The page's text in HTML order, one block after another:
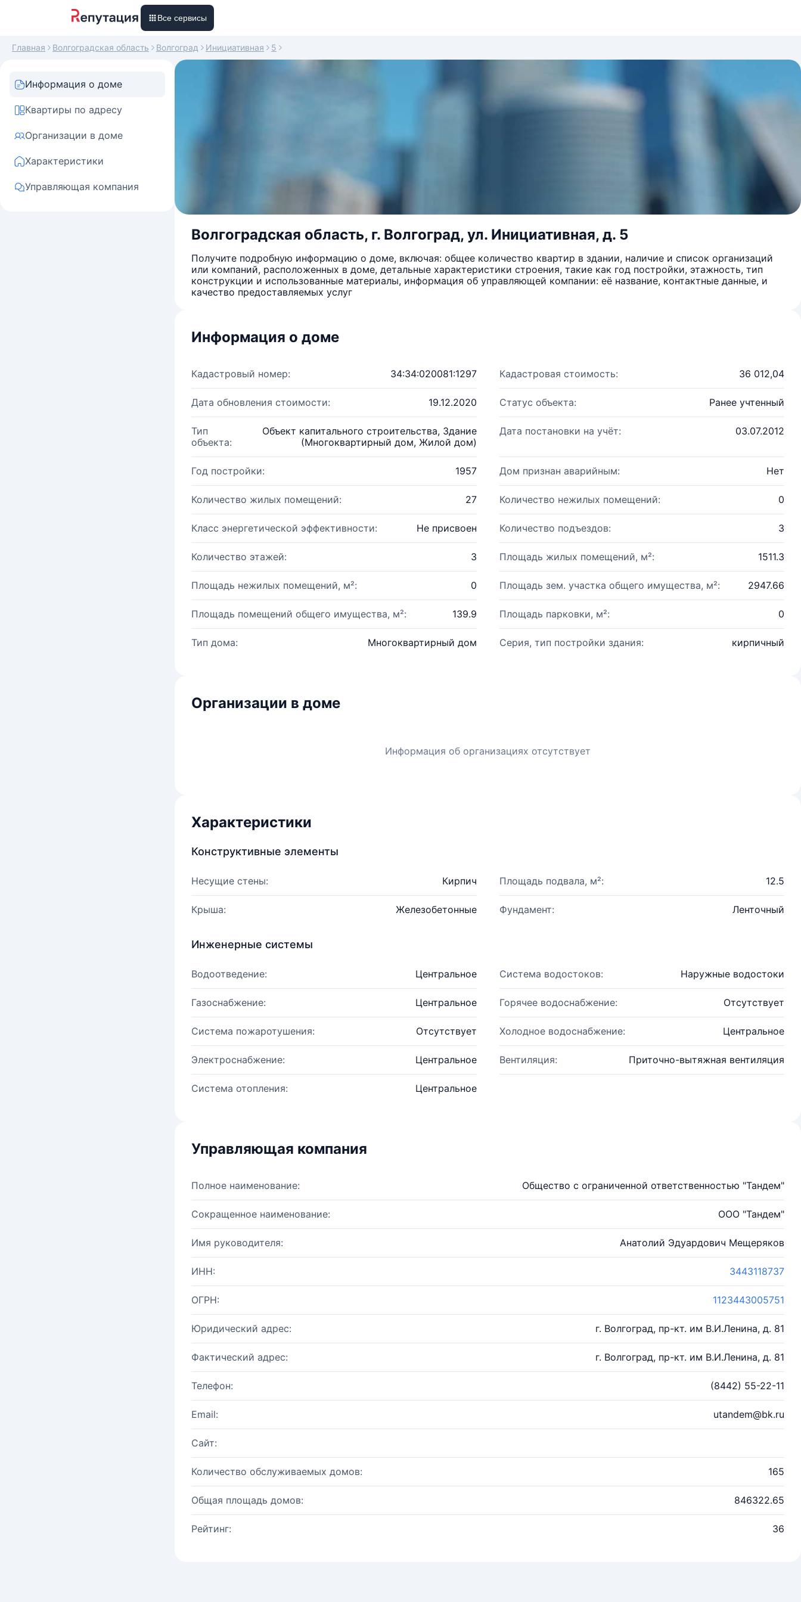
Все сервисы
Главная Волгоградская область Волгоград Инициативная 5
Информация о доме
Квартиры по адресу
Организации в доме
Характеристики
Управляющая компания
Волгоградская область, г. Волгоград, ул. Инициативная, д. 5
Получите подробную информацию о доме, включая: общее количество квартир в здании, наличие и список организаций
или компаний, расположенных в доме, детальные характеристики строения, такие как год постройки, этажность, тип
конструкции и использованные материалы, информация об управляющей компании: её название, контактные данные, и
качество предоставляемых услуг
Информация о доме
Кадастровый номер: 34:34:020081:1297 Кадастровая стоимость: 36 012,04
Дата обновления стоимости: 19.12.2020 Статус объекта: Ранее учтенный
Тип
объекта:
Объект капитального строительства, Здание
(Многоквартирный дом, Жилой дом)
Дата постановки на учёт: 03.07.2012
Год постройки: 1957 Дом признан аварийным: Нет
Количество жилых помещений: 27 Количество нежилых помещений: 0
Класс энергетической эффективности: Не присвоен Количество подъездов: 3
Количество этажей: 3 Площадь жилых помещений, м²: 1511.3
Площадь нежилых помещений, м²: 0 Площадь зем. участка общего имущества, м²: 2947.66
Площадь помещений общего имущества, м²: 139.9 Площадь парковки, м²: 0
Тип дома: Многоквартирный дом Серия, тип постройки здания: кирпичный
Организации в доме
Информация об организациях отсутствует
Характеристики
Конструктивные элементы
Несущие стены: Кирпич Площадь подвала, м²: 12.5
Крыша: Железобетонные Фундамент: Ленточный
Инженерные системы
Водоотведение: Центральное Система водостоков: Наружные водостоки
Газоснабжение: Центральное Горячее водоснабжение: Отсутствует
Система пожаротушения: Отсутствует Холодное водоснабжение: Центральное
Электроснабжение: Центральное Вентиляция: Приточно-вытяжная вентиляция
Система отопления: Центральное
Управляющая компания
Полное наименование: Общество с ограниченной ответственностью "Тандем"
Сокращенное наименование: ООО "Тандем"
Имя руководителя: Анатолий Эдуардович Мещеряков
ИНН: 3443118737
ОГРН: 1123443005751
Юридический адрес: г. Волгоград, пр-кт. им В.И.Ленина, д. 81
Фактический адрес: г. Волгоград, пр-кт. им В.И.Ленина, д. 81
Телефон: (8442) 55-22-11
Email: utandem@bk.ru
Сайт:
Количество обслуживаемых домов: 165
Общая площадь домов: 846322.65
Рейтинг: 36